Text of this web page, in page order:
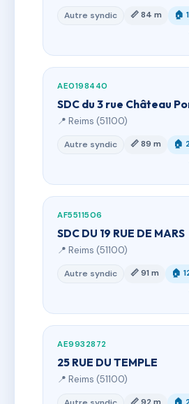
Autre syndic 📏 84 m 🏠
AE0198440
SDC du 3 rue Château
📍 Reims (51100)
Autre syndic 📏 89 m 🏠
AF5511506
SDC DU 19 RUE DE MARS
📍 Reims (51100)
Autre syndic 📏 91 m 🏠
AE9932872
25 RUE DU TEMPLE
📍 Reims (51100)